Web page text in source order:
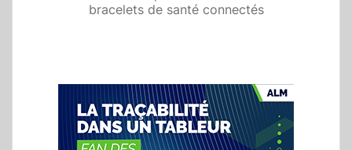
bracelets de santé connectés